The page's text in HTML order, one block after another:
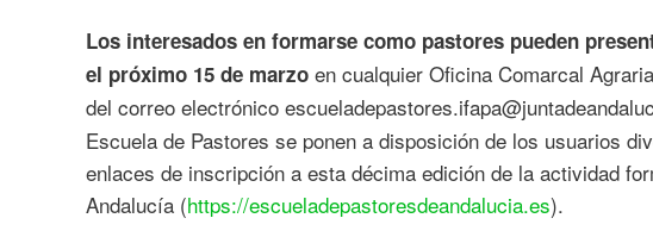
Los interesados en formarse como pastores pueden
el próximo 15 de marzo en cualquier Oficina Comarcal
del correo electrónico
Escuela de Pastores se ponen a disposición de los usuarios
enlaces de inscripción a esta décima edición de la actividad
Andalucía (https://escueladepastoresdeandalucia.es).